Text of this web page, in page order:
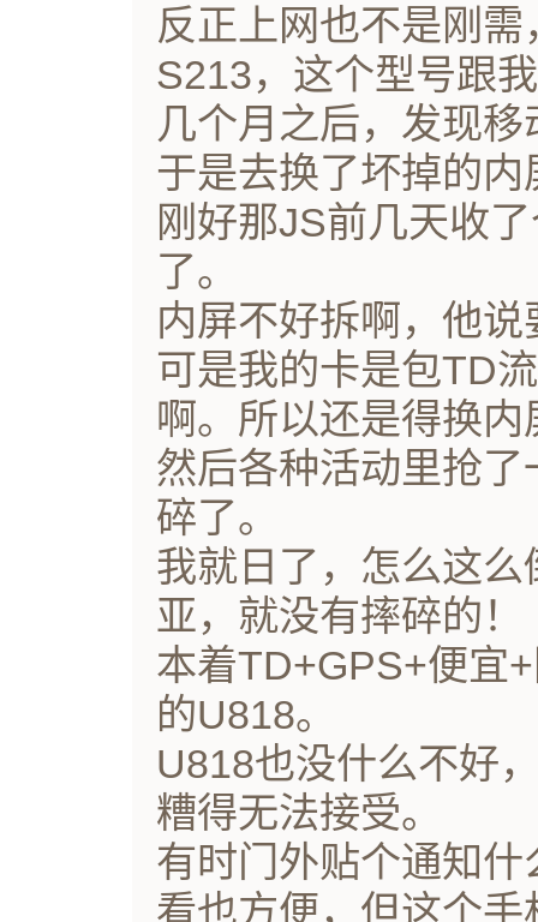
反正上网也不是刚
S213，这个型号跟
几个月之后，发现
于是去换了坏掉的内
刚好那JS前几天收
了。
内屏不好拆啊，他
可是我的卡是包TD
啊。所以还是得换内
然后各种活动里抢
碎了。
我就日了，怎么这
亚，就没有摔碎的！
本着TD+GPS+便宜
的U818。
U818也没什么不好
糟得无法接受。
有时门外贴个通知
看也方便，但这个